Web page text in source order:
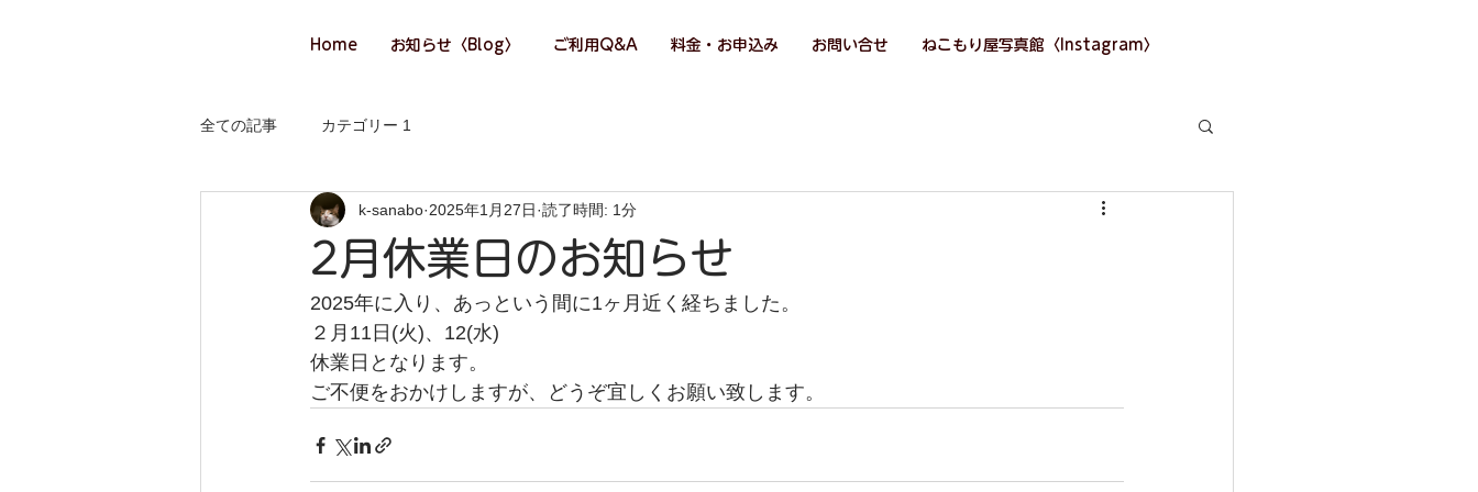
Home お知らせ〈Blog〉 ご利用Q&A 料金・お申込み お問い合せ ねこもり屋写真館〈Instagram〉
全ての記事 カテゴリー 1
2月休業日のお知らせ
k-sanabo 2025年1月27日 読了時間: 1分
2025年に入り、あっという間に1ヶ月近く経ちました。
２月11日(火)、12(水)
休業日となります。
ご不便をおかけしますが、どうぞ宜しくお願い致します。